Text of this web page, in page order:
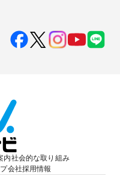
邸宅】広がる青い海
内社会的な取り組み
会社採用情報